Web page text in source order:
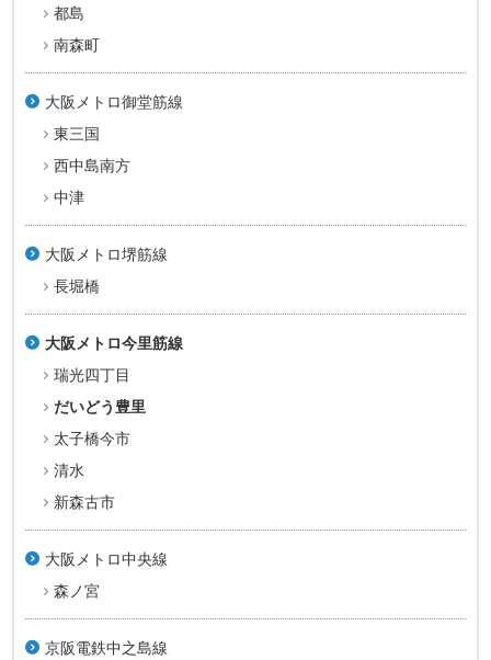
都島
南森町
大阪メトロ御堂筋線
東三国
西中島南方
中津
大阪メトロ堺筋線
長堀橋
大阪メトロ今里筋線
瑞光四丁目
だいどう豊里
太子橋今市
清水
新森古市
大阪メトロ中央線
森ノ宮
京阪電鉄中之島線